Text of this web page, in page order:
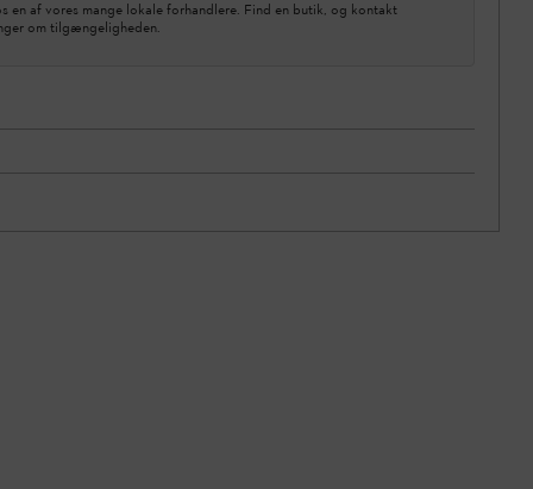
en af vores mange lokale forhandlere. Find en butik, og kontakt
om tilgængeligheden.